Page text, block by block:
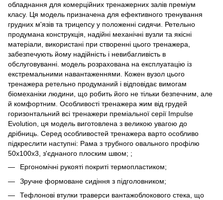
обладнання для комерційних тренажерних залів преміум
класу. Ця модель призначена для ефективного тренування
грудних м'язів та трицепсу у положенні сидячи. Ретельно
продумана конструкція, надійні механічні вузли та якісні
матеріали, використані при створенні цього тренажера,
забезпечують йому надійність і невибагливість в
обслуговуванні. модель розрахована на експлуатацію із
екстремальними навантаженнями. Кожен вузол цього
тренажера ретельно продуманий і відповідає вимогам
біомеханіки людини, що робить його не тільки безпечним, але
й комфортним. Особливості тренажера жим від грудей
горизонтальний всі тренажери преміальної серії Impulse
Evolution, ця модель виготовлена з великою увагою до
дрібниць. Серед особливостей тренажера варто особливо
підкреслити наступні: Рама з трубного овального профілю
50х100х3, з'єднаного плоским швом; ;
Ергономічні рукояті покриті термопластиком;
Зручне формоване сидіння з підголовником;
Тефлонові втулки траверси вантажоблокового стека, що